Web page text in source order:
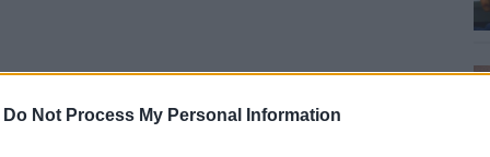
Do Not Process My Personal Information
szerint jogosulatlan vadászatnak
sújtható - hívta fel a figyelmet a Tolna